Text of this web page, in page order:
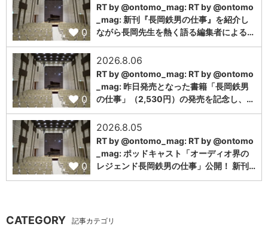
0
RT by @ontomo_mag: RT by @ontomo
_mag: 新刊『長岡鉄男の仕事』を紹介し
ながら長岡先生を熱く語る編集者による…
0
2026.8.06
RT by @ontomo_mag: RT by @ontomo
_mag: 昨日発売となった書籍「長岡鉄男
の仕事」（2,530円）の発売を記念し、…
0
2026.8.05
RT by @ontomo_mag: RT by @ontomo
_mag: ポッドキャスト「オーディオ界の
レジェンド長岡鉄男の仕事」公開！ 新刊…
CATEGORY 記事カテゴリ